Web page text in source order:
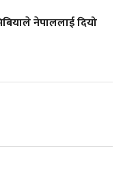
नेपाललाई दियो